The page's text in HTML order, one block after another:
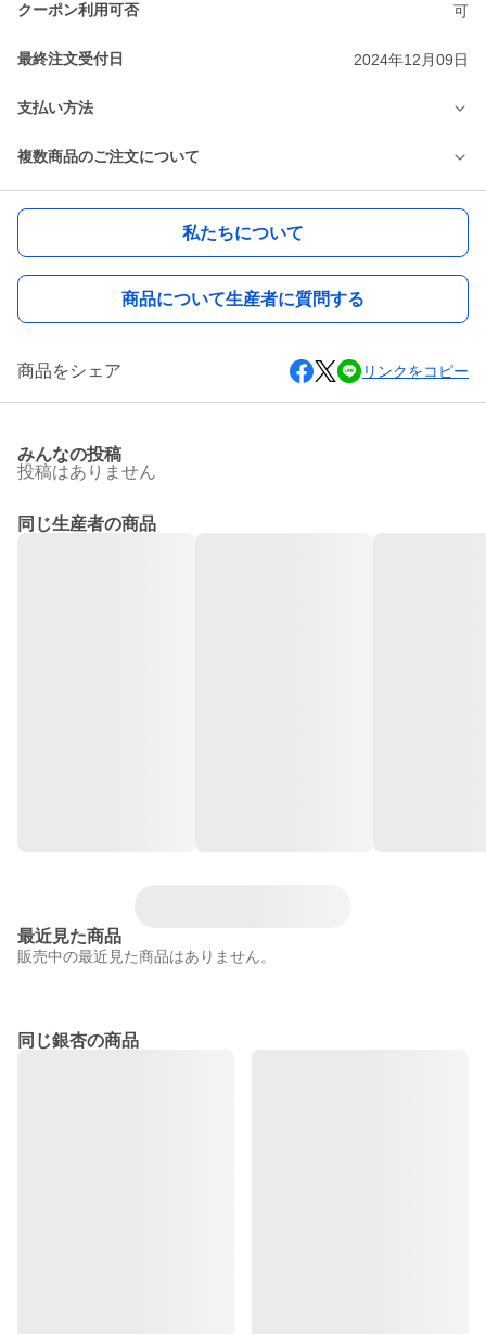
クーポン利用可否 可
最終注文受付日 2024年12月09日
支払い方法
複数商品のご注文について
私たちについて
商品について生産者に質問する
商品をシェア リンクをコピー
みんなの投稿
投稿はありません
同じ生産者の商品
最近見た商品
販売中の最近見た商品はありません。
同じ銀杏の商品